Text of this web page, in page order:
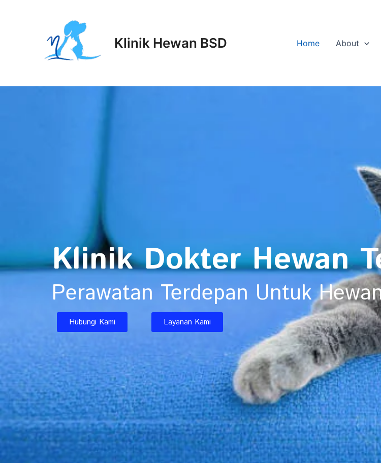
Klinik Hewan BSD Home About
Klinik Dokter Hewan
Perawatan Terdepan Untuk
Hubungi Kami Layanan Kami